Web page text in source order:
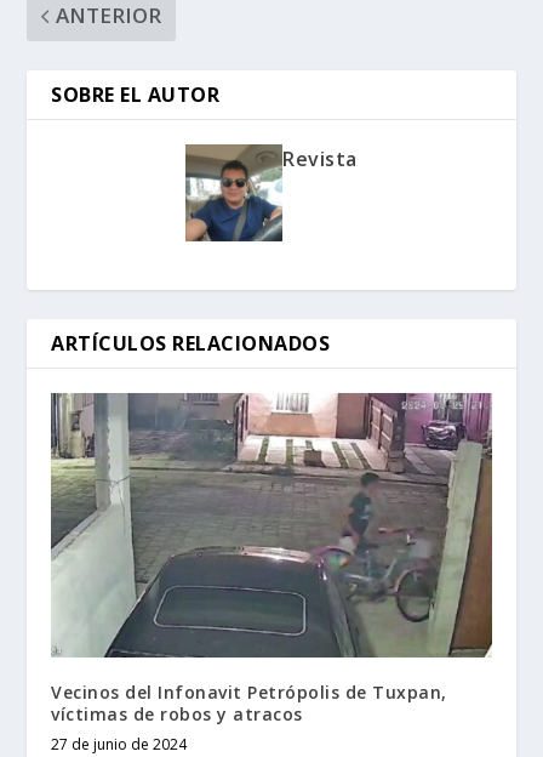
ANTERIOR
SOBRE EL AUTOR
Revista
ARTÍCULOS RELACIONADOS
Vecinos del Infonavit Petrópolis de Tuxpan,
víctimas de robos y atracos
27 de junio de 2024